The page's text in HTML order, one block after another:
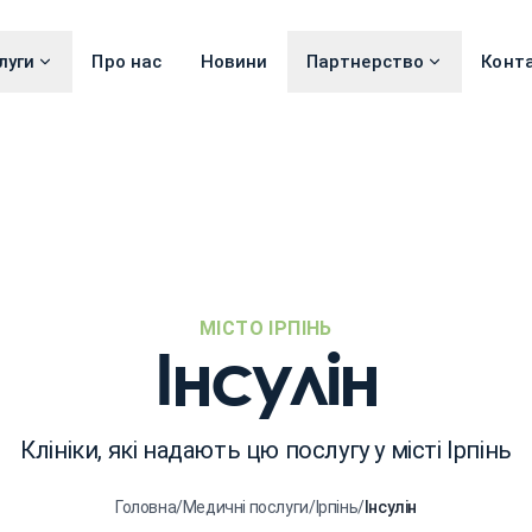
Про нас Новини Партнерство
МІСТО ІРПІНЬ
Інсулін
Клініки, які надають цю послугу у місті Ірпінь
Головна/Медичні послуги/Ірпінь/Інсулін